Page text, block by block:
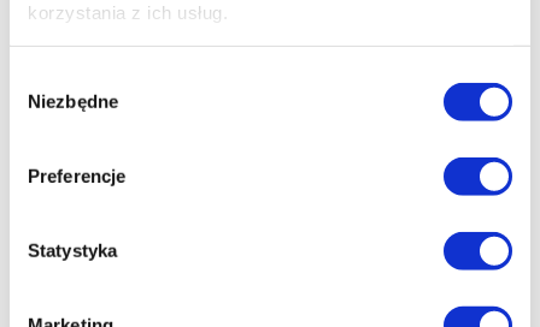
korzystania z ich usług.
zgody
Niezbędne
Preferencje
Statystyka
reż. Michał Marczak